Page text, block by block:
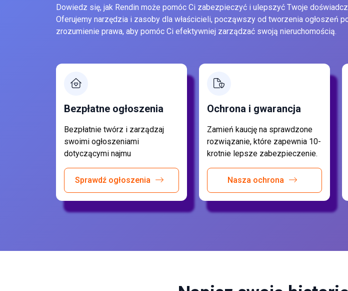
Dowiedz się, jak Rendin może pomóc Ci zabezpieczyć i ulepszyć Twoje
Oferujemy narzędzia i zasoby dla właścicieli, począwszy od tworzenia ogłoszeń
zrozumienie prawa, aby pomóc Ci efektywniej zarządzać swoją nieruchomością.
Bezpłatne ogłoszenia
Bezpłatnie twórz i zarządzaj
swoimi ogłoszeniami
dotyczącymi najmu
Sprawdź ogłoszenia
Ochrona i gwarancja
Zamień kaucję na sprawdzone
rozwiązanie, które zapewnia 10-
krotnie lepsze zabezpieczenie.
Nasza ochrona